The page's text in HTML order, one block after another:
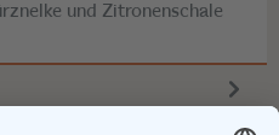
und Zitronenschale